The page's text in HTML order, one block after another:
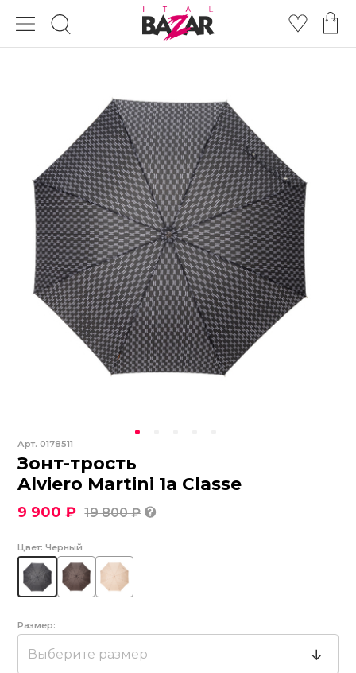
Арт.0178511
Зонт-трость
Alviero Martini 1a Classe
9 900 ₽ 19 800 ₽
Цвет: Черный
Размер:
Выберите размер